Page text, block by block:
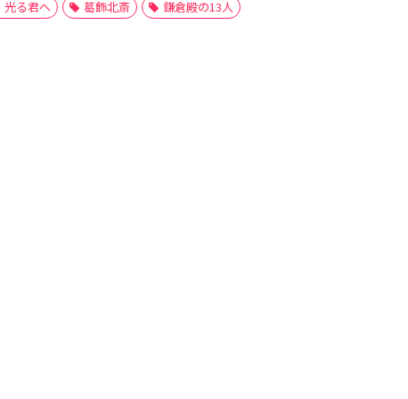
光る君へ 葛飾北斎 鎌倉殿の13人